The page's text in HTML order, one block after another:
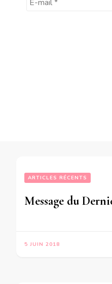
ARTICLES RÉCENTS
5 JUIN 2018